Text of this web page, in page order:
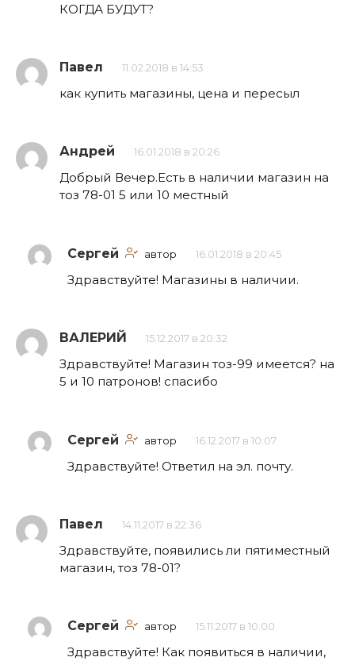
КОГДА БУДУТ?
Павел 11.02.2018 в 14:53
как купить магазины, цена и пересыл
Андрей 16.01.2018 в 20:26
Добрый Вечер.Есть в наличии магазин на
тоз 78-01 5 или 10 местный
Сергей автор 16.01.2018 в 20:45
Здравствуйте! Магазины в наличии.
ВАЛЕРИЙ 15.12.2017 в 20:32
Здравствуйте! Магазин тоз-99 имеется? на
5 и 10 патронов! спасибо
Сергей автор 16.12.2017 в 10:07
Здравствуйте! Ответил на эл. почту.
Павел 14.11.2017 в 22:36
Здравствуйте, появились ли пятиместный
магазин, тоз 78-01?
Сергей автор 15.11.2017 в 10:00
Здравствуйте! Как появиться в наличии,